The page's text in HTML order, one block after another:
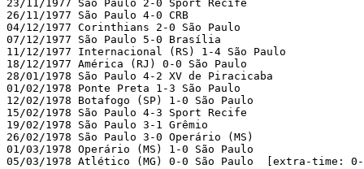
23/11/1977 São Paulo 2-0 Sport Recife
26/11/1977 São Paulo 4-0 CRB
04/12/1977 Corinthians 2-0 São Paulo
07/12/1977 São Paulo 5-0 Brasília
11/12/1977 Internacional (RS) 1-4 São Paulo
18/12/1977 América (RJ) 0-0 São Paulo
28/01/1978 São Paulo 4-2 XV de Piracicaba
01/02/1978 Ponte Preta 1-3 São Paulo
12/02/1978 Botafogo (SP) 1-0 São Paulo
15/02/1978 São Paulo 4-3 Sport Recife
19/02/1978 São Paulo 3-1 Grêmio
26/02/1978 São Paulo 3-0 Operário (MS)
01/03/1978 Operário (MS) 1-0 São Paulo
05/03/1978 Atlético (MG) 0-0 São Paulo  [extra-time: